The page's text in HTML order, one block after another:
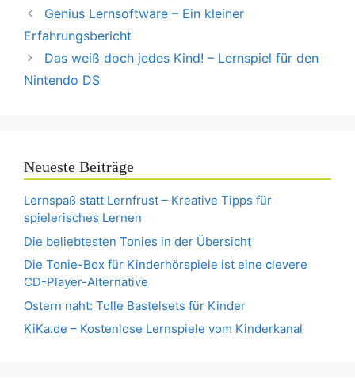
Genius Lernsoftware – Ein kleiner
Erfahrungsbericht
Das weiß doch jedes Kind! – Lernspiel für den
Nintendo DS
Neueste Beiträge
Lernspaß statt Lernfrust – Kreative Tipps für
spielerisches Lernen
Die beliebtesten Tonies in der Übersicht
Die Tonie-Box für Kinderhörspiele ist eine clevere
CD-Player-Alternative
Ostern naht: Tolle Bastelsets für Kinder
KiKa.de – Kostenlose Lernspiele vom Kinderkanal